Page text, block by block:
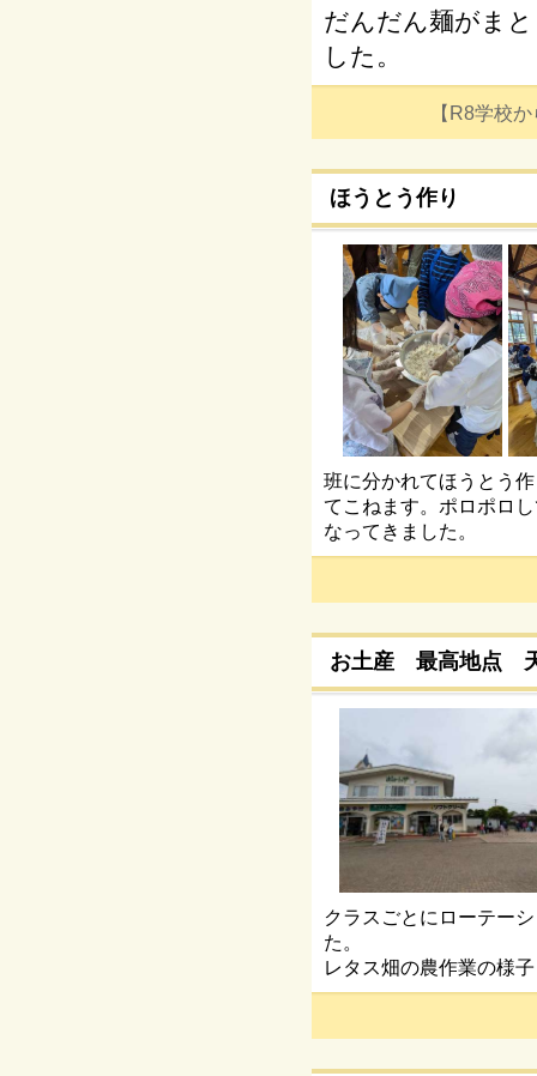
だんだん麺がま
した。
【R8学校
ほうとう作り
班に分かれてほうとう
てこねます。ポロポロ
なってきました。
お土産 最高地点
クラスごとにローテー
た。
レタス畑の農作業の様